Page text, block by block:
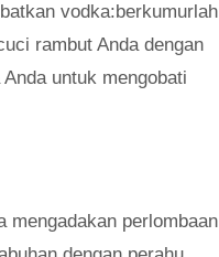
vodka:berkumurlah
rambut Anda dengan
untuk mengobati
mengadakan perlombaan